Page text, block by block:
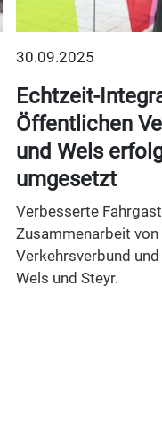
30.09.2025
Echtzeit-
Öffentlichen
und Wels
umgesetzt
Verbesserte
Zusammenarbeit von
Verkehrsverbund
Wels und Steyr.